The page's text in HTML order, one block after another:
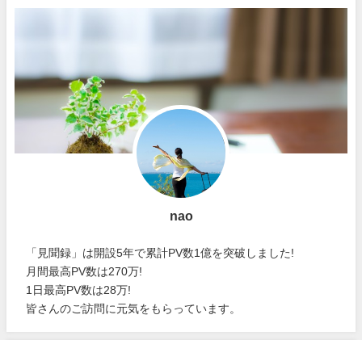
nao
「見聞録」は開設5年で累計PV数1億を突破しました!
月間最高PV数は270万!
1日最高PV数は28万!
皆さんのご訪問に元気をもらっています。